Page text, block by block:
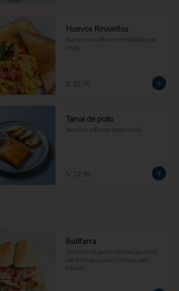
Huevos Revueltos
Huevos revueltos con tostada de pan
miga.
S/ 15.90
Tamal de pollo
Tamal de pollo con salsa criolla.
S/ 12.90
Butifarra
Sándwich de jamón del país gourmet,
con lechuga y salsa criolla, en pan
francés.